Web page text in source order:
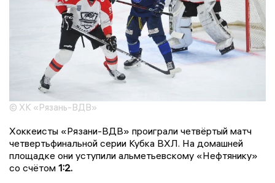
© ХК «Рязань-ВДВ»
Хоккеисты «Рязани-ВДВ» проиграли четвёртый матч
четвертьфинальной серии Кубка ВХЛ. На домашней
площадке они уступили альметьевскому «Нефтянику»
со счётом 1:2.